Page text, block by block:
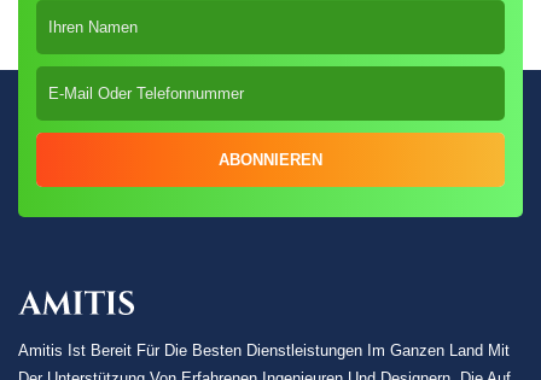
ABONNIEREN
Amitis Ist Bereit Für Die Besten Dienstleistungen Im Ganzen Land Mit